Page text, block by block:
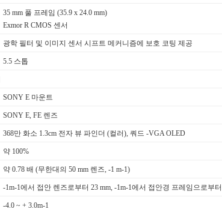
35 mm 풀 프레임 (35.9 x 24.0 mm)
Exmor R CMOS 센서
광학 필터 및 이미지 센서 시프트 메커니즘에 보호 코팅 제공
5.5 스톱
SONY E 마운트
SONY E, FE 렌즈
368만 화소 1.3cm 전자 뷰 파인더 (컬러), 쿼드 -VGA OLED
약 100%
약 0.78 배 (무한대의 50 mm 렌즈, -1 m-1)
-1m-1에서 접안 렌즈로부터 23 mm, -1m-1에서 접안경 프레임으로부
-4.0 ~ + 3.0m-1